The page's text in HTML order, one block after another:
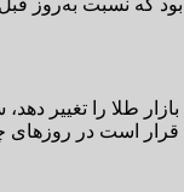
طلا را تغییر
که قرار است در